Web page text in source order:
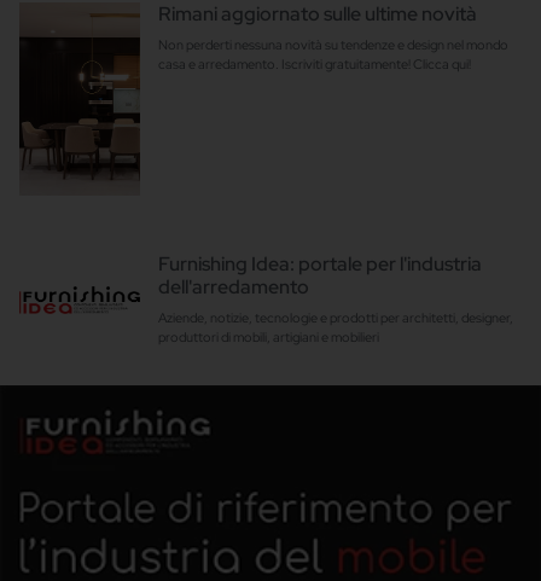
Rimani aggiornato sulle ultime novità
Non perderti nessuna novità su tendenze e design nel mondo
casa e arredamento. Iscriviti gratuitamente! Clicca qui!
Furnishing Idea: portale per l'industria
dell'arredamento
Aziende, notizie, tecnologie e prodotti per architetti, designer,
produttori di mobili, artigiani e mobilieri